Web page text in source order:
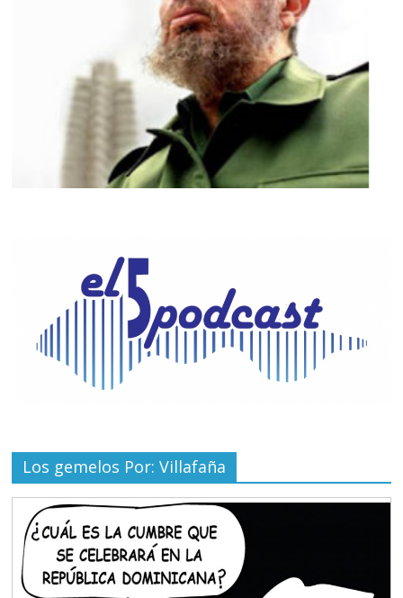
Los gemelos Por: Villafaña